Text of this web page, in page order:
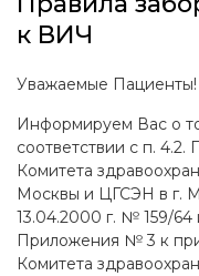
к ВИЧ
Уважаемые Пациенты!
Информируем Вас о
соответствии с п. 4.2.
Комитета
Москвы и ЦГСЭН в г.
13.04.2000 г. № 159/64
Приложения № 3 к
Комитета